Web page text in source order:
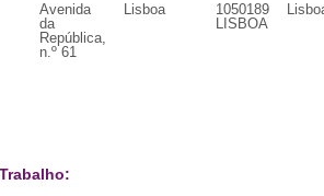
Avenida
da
República,
n.º 61
Lisboa
1050189
LISBOA